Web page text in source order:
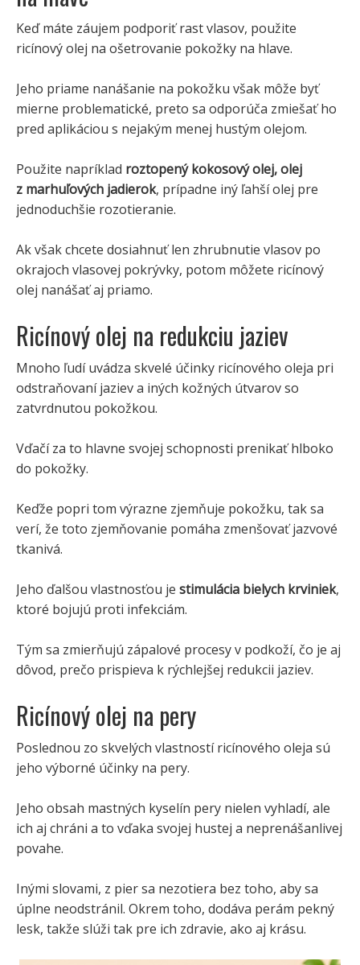
Keď máte záujem podporiť rast vlasov, použite
ricínový olej na ošetrovanie pokožky na hlave.
Jeho priame nanášanie na pokožku však môže byť
mierne problematické, preto sa odporúča zmiešať ho
pred aplikáciou s nejakým menej hustým olejom.
Použite napríklad roztopený kokosový olej, olej
z marhuľových jadierok, prípadne iný ľahší olej pre
jednoduchšie rozotieranie.
Ak však chcete dosiahnuť len zhrubnutie vlasov po
okrajoch vlasovej pokrývky, potom môžete ricínový
olej nanášať aj priamo.
Ricínový olej na redukciu jaziev
Mnoho ľudí uvádza skvelé účinky ricínového oleja pri
odstraňovaní jaziev a iných kožných útvarov so
zatvrdnutou pokožkou.
Vďačí za to hlavne svojej schopnosti prenikať hlboko
do pokožky.
Keďže popri tom výrazne zjemňuje pokožku, tak sa
verí, že toto zjemňovanie pomáha zmenšovať jazvové
tkanivá.
Jeho ďalšou vlastnosťou je stimulácia bielych krviniek,
ktoré bojujú proti infekciám.
Tým sa zmierňujú zápalové procesy v podkoží, čo je aj
dôvod, prečo prispieva k rýchlejšej redukcii jaziev.
Ricínový olej na pery
Poslednou zo skvelých vlastností ricínového oleja sú
jeho výborné účinky na pery.
Jeho obsah mastných kyselín pery nielen vyhladí, ale
ich aj chráni a to vďaka svojej hustej a neprenášanlivej
povahe.
Inými slovami, z pier sa nezotiera bez toho, aby sa
úplne neodstránil. Okrem toho, dodáva perám pekný
lesk, takže slúži tak pre ich zdravie, ako aj krásu.